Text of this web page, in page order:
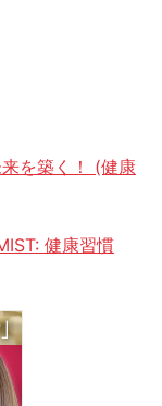
を築く！ (健康
健康習慣